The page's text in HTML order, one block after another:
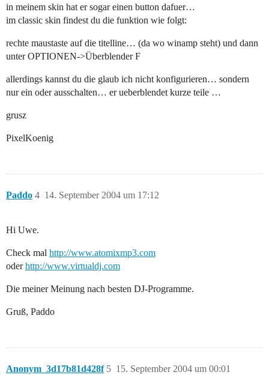
in meinem skin hat er sogar einen button dafuer…
im classic skin findest du die funktion wie folgt:
rechte maustaste auf die titelline… (da wo winamp steht) und dann
unter OPTIONEN->Überblender F
allerdings kannst du die glaub ich nicht konfigurieren… sondern
nur ein oder ausschalten… er ueberblendet kurze teile …
grusz
PixelKoenig
Paddo 14. September 2004 um 17:12
4
Hi Uwe.
Check mal http://www.atomixmp3.com
oderhttp://www.virtualdj.com
Die meiner Meinung nach besten DJ-Programme.
Gruß, Paddo
Anonym_3d17b81d428f 15. September 2004 um 00:01
5